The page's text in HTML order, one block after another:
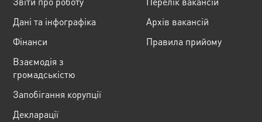
Дані та інфографіка
Фінанси
Взаємодія з
громадськістю
Запобігання корупції
Декларації
Архів вакансій
Правила прийому